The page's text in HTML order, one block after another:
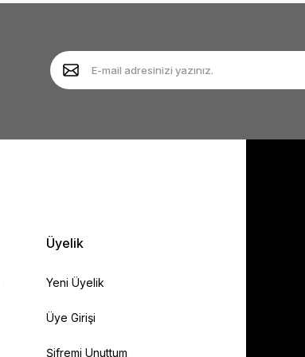
Üyelik
Yeni Üyelik
Üye Girişi
Şifremi Unuttum